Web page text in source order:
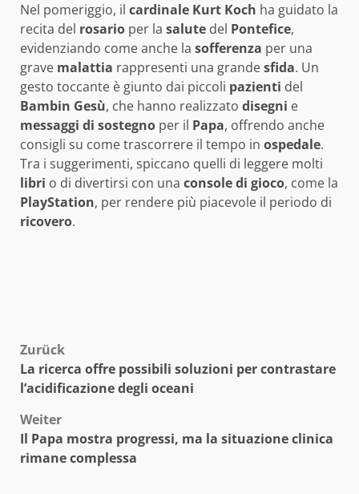
Nel pomeriggio, il cardinale Kurt Koch ha guidato la
recita del rosario per la salute del Pontefice,
evidenziando come anche la sofferenza per una
grave malattia rappresenti una grandesfida. Un
gesto toccante è giunto dai piccoli pazienti del
Bambin Gesù, che hanno realizzato disegni e
messaggi di sostegno per il Papa, offrendo anche
consigli su come trascorrere il tempo in ospedale.
Tra i suggerimenti, spiccano quelli di leggere molti
libri o di divertirsi con una console di gioco, come la
PlayStation, per rendere più piacevole il periodo di
ricovero.
Beitragsnavigation
Zurück
La ricerca offre possibili soluzioni per contrastare
l’acidificazione degli oceani
Weiter
Il Papa mostra progressi, ma la situazione clinica
rimane complessa